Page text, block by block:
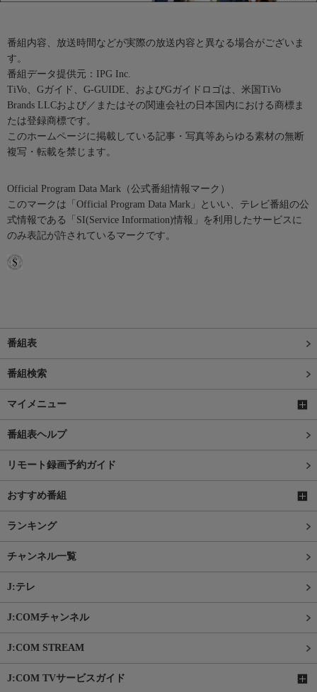
番組内容、放送時間などが実際の放送内容と異なる場合がございま
す。
番組データ提供元：IPG Inc.
TiVo、Gガイド、G-GUIDE、およびGガイドロゴは、米国TiVo
Brands LLCおよび／またはその関連会社の日本国内における商標ま
たは登録商標です。
このホームページに掲載している記事・写真等あらゆる素材の無断
複写・転載を禁じます。
Official Program Data Mark（公式番組情報マーク）
このマークは「Official Program Data Mark」といい、テレビ番組の公
式情報である「SI(Service Information)情報」を利用したサービスに
のみ表記が許されているマークです。
番組表
番組検索
マイメニュー
番組表ヘルプ
リモート録画予約ガイド
おすすめ番組
ランキング
チャンネル一覧
J:テレ
J:COMチャンネル
J:COM STREAM
J:COM TVサービスガイド